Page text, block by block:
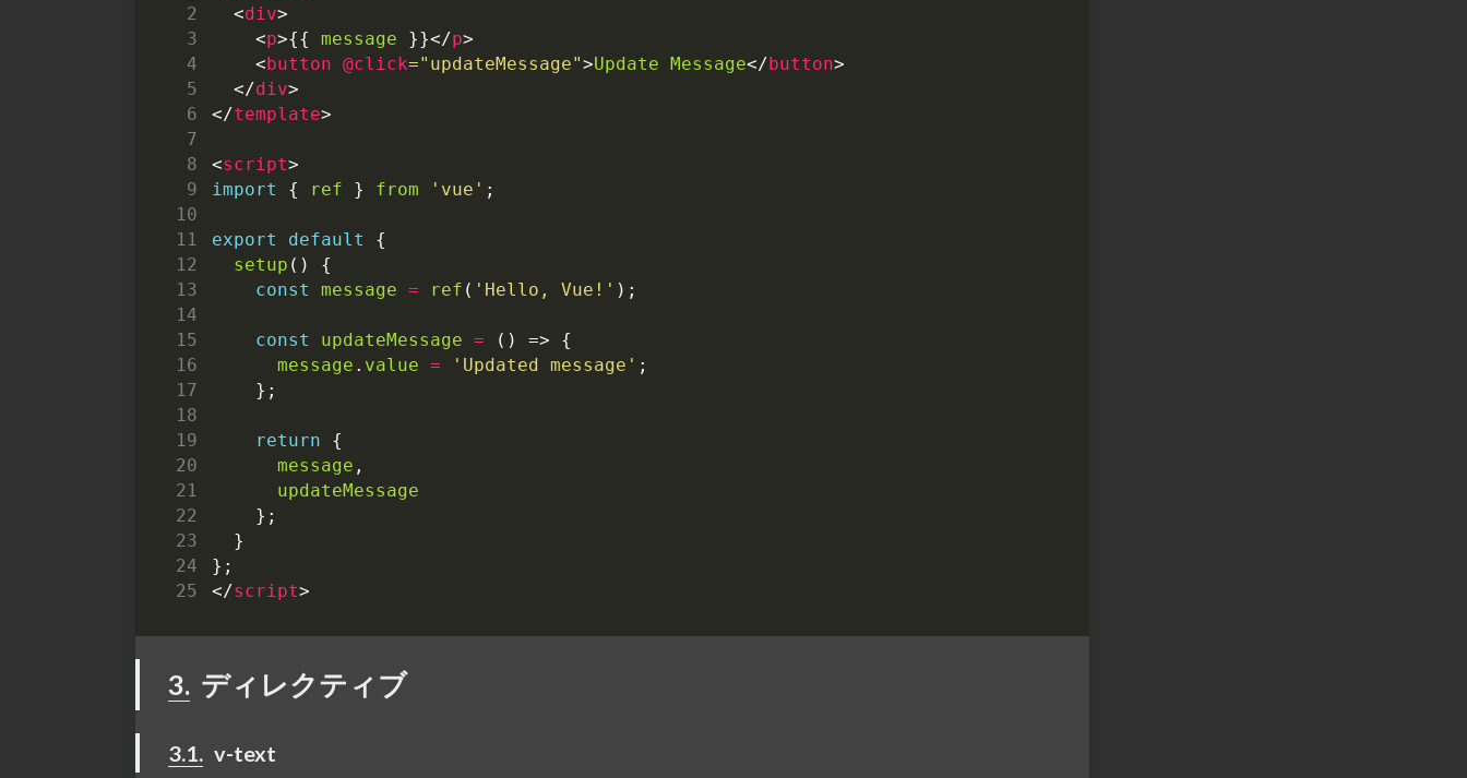
<div>
<p>{{ message }}</p>
<button @click="updateMessage">Update Message</button>
</div>
</template>
<script>
import
{ ref } from 'vue' ;
export default
{
setup ()
{
const
message = ref ( 'Hello, Vue!' );
const updateMessage = () =>
{
message . value = 'Updated message' ;
};
return
{
message ,
updateMessage
};
}
};
</script>
3. ディレクティブ
3.1. v-text